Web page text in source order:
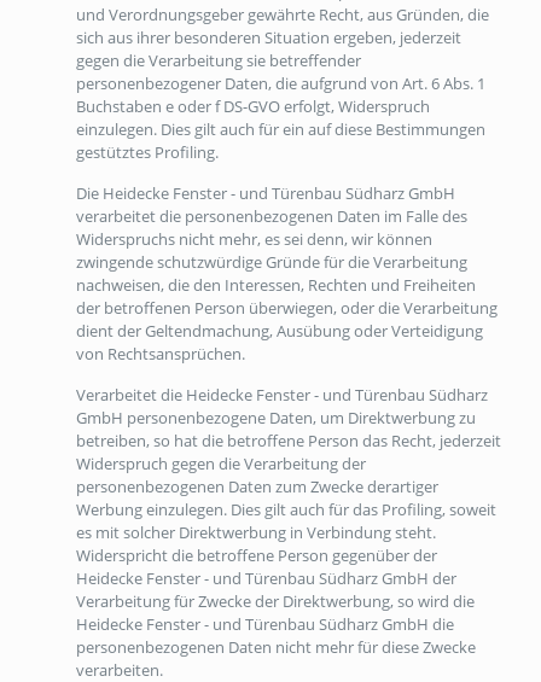
und Verordnungsgeber gewährte Recht, aus Gründen, die
sich aus ihrer besonderen Situation ergeben, jederzeit
gegen die Verarbeitung sie betreffender
personenbezogener Daten, die aufgrund von Art. 6 Abs. 1
Buchstaben e oder f DS-GVO erfolgt, Widerspruch
einzulegen. Dies gilt auch für ein auf diese Bestimmungen
gestütztes Profiling.
Die Heidecke Fenster - und Türenbau Südharz GmbH
verarbeitet die personenbezogenen Daten im Falle des
Widerspruchs nicht mehr, es sei denn, wir können
zwingende schutzwürdige Gründe für die Verarbeitung
nachweisen, die den Interessen, Rechten und Freiheiten
der betroffenen Person überwiegen, oder die Verarbeitung
dient der Geltendmachung, Ausübung oder Verteidigung
von Rechtsansprüchen.
Verarbeitet die Heidecke Fenster - und Türenbau Südharz
GmbH personenbezogene Daten, um Direktwerbung zu
betreiben, so hat die betroffene Person das Recht, jederzeit
Widerspruch gegen die Verarbeitung der
personenbezogenen Daten zum Zwecke derartiger
Werbung einzulegen. Dies gilt auch für das Profiling, soweit
es mit solcher Direktwerbung in Verbindung steht.
Widerspricht die betroffene Person gegenüber der
Heidecke Fenster - und Türenbau Südharz GmbH der
Verarbeitung für Zwecke der Direktwerbung, so wird die
Heidecke Fenster - und Türenbau Südharz GmbH die
personenbezogenen Daten nicht mehr für diese Zwecke
verarbeiten.